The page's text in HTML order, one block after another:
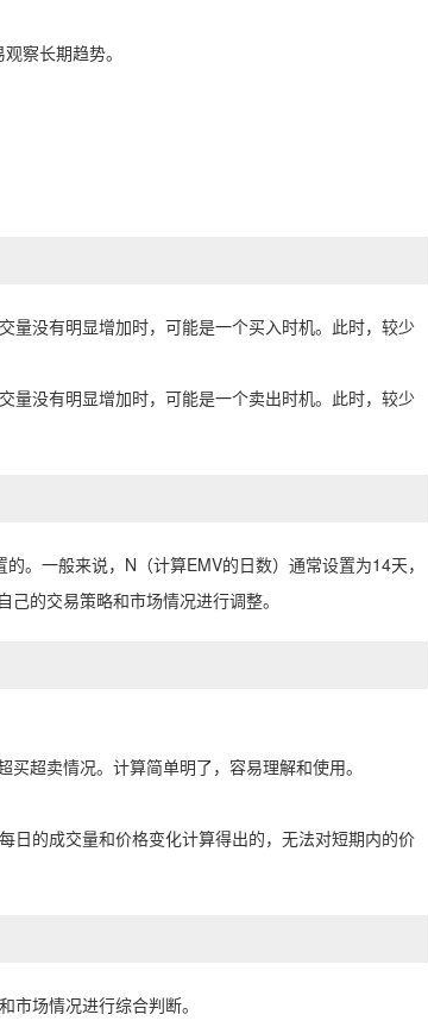
察长期趋势。
量没有明显增加时，可能是一个买入时机。此时，较少
量没有明显增加时，可能是一个卖出时机。此时，较少
。 一般来说，N（计算EMV的日数）通常设置为14天，
己的交易策略和市场情况进行调整。
超卖情况。 计算简单明了，容易理解和使用。
日的成交量和价格变化计算得出的，无法对短期内的价
场情况进行综合判断。